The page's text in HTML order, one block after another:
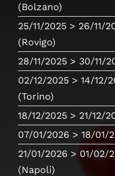
(Bolzano)
25/11/2025 > 26/11/
(Rovigo)
28/11/2025 > 30/11/
02/12/2025 > 14/12/
(Torino)
18/12/2025 > 21/12/
07/01/2026 > 18/01/
21/01/2026 > 01/02/
(Napoli)